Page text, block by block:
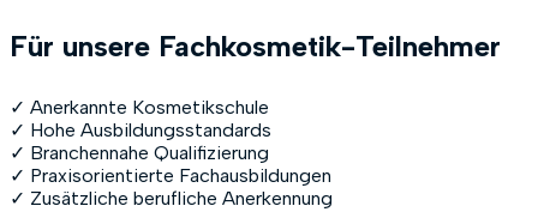
Für unsere Fachkosmetik-Teilnehmer
✓ Anerkannte Kosmetikschule
✓ Hohe Ausbildungsstandards
✓ Branchennahe Qualifizierung
✓ Praxisorientierte Fachausbildungen
✓ Zusätzliche berufliche Anerkennung